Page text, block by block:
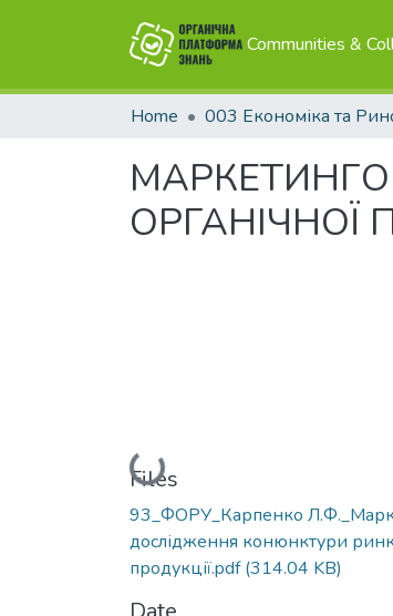
Communities &
Home 003 Економіка та
ОРГАНІЧНОЇ
Loading...
Files
93_ФОРУ_Карпенко
дослідження конюнктури
продукції.pdf(314.04 KB)